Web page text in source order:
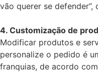
vão querer se defender”,
4. Customização de
Modificar produtos e
personalize o pedido é
franquias, de acordo